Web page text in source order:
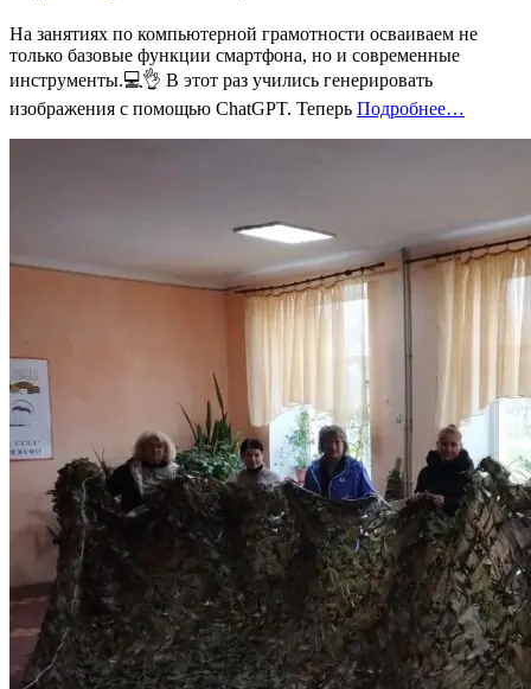
На занятиях по компьютерной грамотности осваиваем не
только базовые функции смартфона, но и современные
инструменты.💻👌 В этот раз учились генерировать
изображения с помощью ChatGPT. Теперь Подробнее«%s»
…